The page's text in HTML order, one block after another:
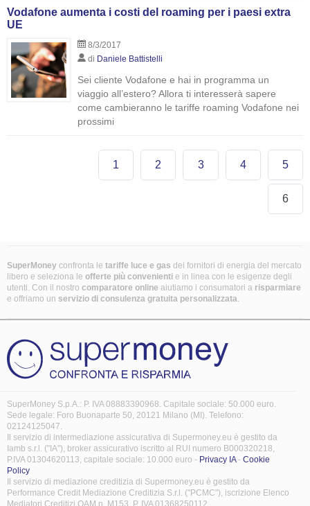
Vodafone aumenta i costi del roaming per i paesi extra
UE
8/3/2017
di Daniele Battistelli
Sei cliente Vodafone e hai in programma un
viaggio all’estero? Allora ti interesserà sapere
come cambieranno le tariffe roaming Vodafone nei
prossimi
1 2 3 4 5
6
SuperMoney confronta le tariffe luce e gas dei fornitori di energia del mercato
libero e seleziona le offerte più convenienti e in linea con le esigenze degli
utenti. Con il nostro comparatore online aiutiamo i consumatori a risparmiare
e offriamo un servizio di consulenza gratuita personalizzata.
SuperMoney S.p.A.: P. IVA 08883390968. Capitale sociale: 50.000 euro.
Sede legale: Foro Buonaparte 50, 20121 Milano (MI). Telefono:
02124125047.
Il servizio di intermediazione assicurativa di Supermoney.eu è gestito da
Iamb s.r.l. ("IA"), broker assicurativo iscritto al RUI numero B000320218,
P.IVA 01304620113, capitale sociale: 10.000 euro - Privacy IA- Cookie
Policy
Il servizio di mediazione creditizia di Supermoney.eu è gestito da
Performance Credit Mediazione Creditizia S.r.l. ("PCMC"), iscrizione Elenco
Mediatori Creditizi OAM n. M153, P. IVA 01368250112